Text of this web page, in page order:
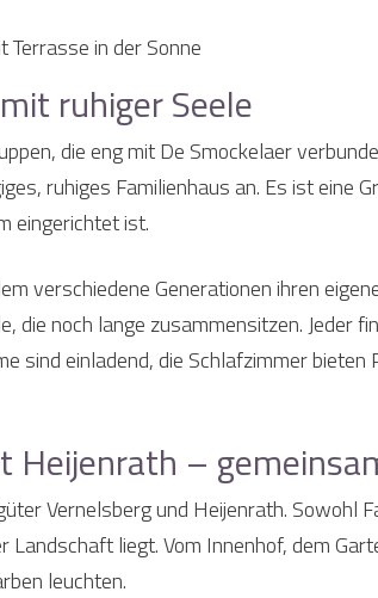
ruhiger Seele
die eng mit De Smockelaer
ruhiges Familienhaus an. Es ist eine
eingerichtet ist.
verschiedene Generationen ihren
die noch lange zusammensitzen. Jeder
sind einladend, die Schlafzimmer
Heijenrath –
Vernelsberg und Heijenrath. Sowohl
liegt. Vom Innenhof, dem
leuchten.